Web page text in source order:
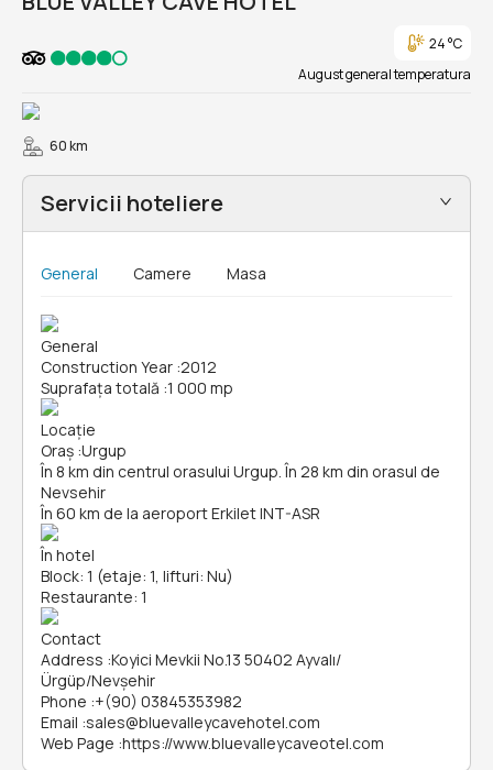
24 °C
August general temperatura
60 km
Servicii hoteliere
General Camere Masa
General
Construction Year :2012
Suprafața totală :1 000 mp
Locație
Oraș :Urgup
În 8 km din centrul orasului Urgup. În 28 km din orasul de
Nevsehir
În 60 km de la aeroport Erkilet INT-ASR
În hotel
Block: 1 (etaje: 1, lifturi: Nu)
Restaurante: 1
Contact
Address :Koyici Mevkii No.13 50402 Ayvalı/
Ürgüp/Nevşehir
Phone :+(90) 03845353982
Email :sales@bluevalleycavehotel.com
Web Page :https://www.bluevalleycaveotel.com